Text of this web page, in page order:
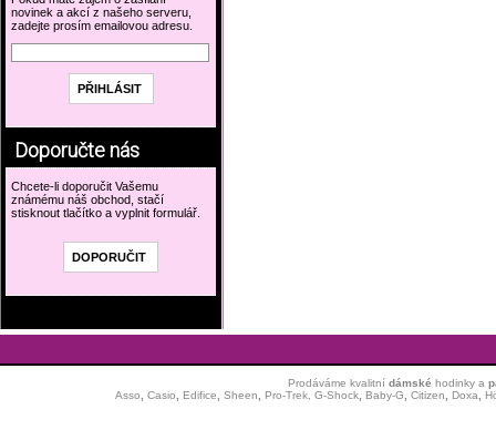
novinek a akcí z našeho serveru,
zadejte prosím emailovou adresu.
Doporučte nás
Chcete-li doporučit Vašemu
známému náš obchod, stačí
stisknout tlačítko a vyplnit formulář.
Prodáváme kvalitní dámské hodinkya
Asso
Casio Edifice Sheen Pro-Trek, G-Shock, Baby-G Citizen Doxa